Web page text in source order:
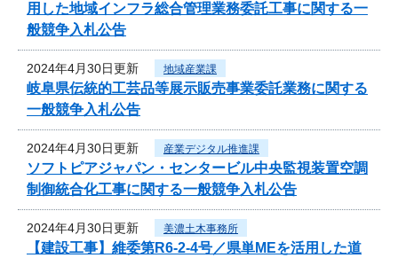
用した地域インフラ総合管理業務委託工事に関する一
般競争入札公告
2024年4月30日更新 地域産業課
岐阜県伝統的工芸品等展示販売事業委託業務に関する
一般競争入札公告
2024年4月30日更新 産業デジタル推進課
ソフトピアジャパン・センタービル中央監視装置空調
制御統合化工事に関する一般競争入札公告
2024年4月30日更新 美濃土木事務所
【建設工事】維委第R6-2-4号／県単MEを活用した道